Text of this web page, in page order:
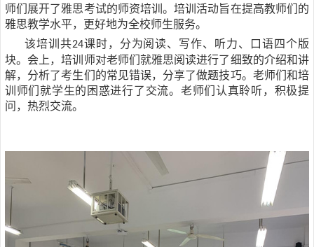
师们展开了雅思考试的师资培训。培训活动旨在提高教师们的
雅思教学水平，更好地为全校师生服务。
该培训共24课时，分为阅读、写作、听力、口语四个版
块。会上，培训师对老师们就雅思阅读进行了细致的介绍和讲
解，分析了考生们的常见错误，分享了做题技巧。老师们和培
训师们就学生的困惑进行了交流。老师们认真聆听，积极提
问，热烈交流。